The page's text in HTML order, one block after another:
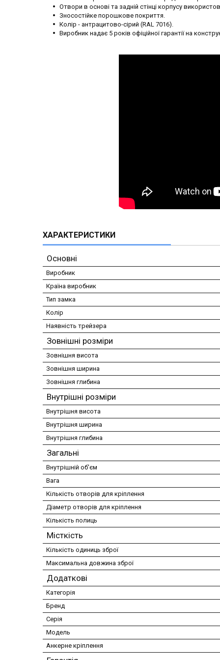
Отвори в основі та задній стінці корпусу
Зносостійке порошкове покриття.
Колір - антрацитово-сірий (RAL 7016).
Виробник надає 5 років офіційної гарантії на
ХАРАКТЕРИСТИКИ
Основні
Виробник
Країна виробник
Тип замка
Колір
Наявність трейзера
Зовнішні розміри
Зовнішня висота
Зовнішня ширина
Зовнішня глибина
Внутрішні розміри
Внутрішня висота
Внутрішня ширина
Внутрішня глибина
Загальні
Внутрішній об'єм
Вага
Кількість отворів для кріплення
Діаметр отворів для кріплення
Кількість полиць
Місткість
Кількість одиниць зброї
Максимальна довжина зброї
Додаткові
Категорія
Бренд
Серія
Модель
Анкерне кріплення